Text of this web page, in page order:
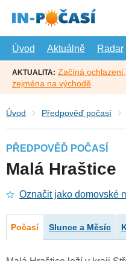
hlavní
Úvod
Aktuálně Radar
AKTUALITA: Začíná
zejména na východě
Úvod Předpověď počasí
PŘEDPOVĚĎ POČASÍ
Malá Hraštice
Označit jako domovské
Počasí Slunce a Měsíc